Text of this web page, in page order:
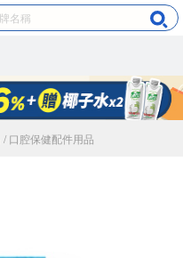
/ 口腔保健配件用品